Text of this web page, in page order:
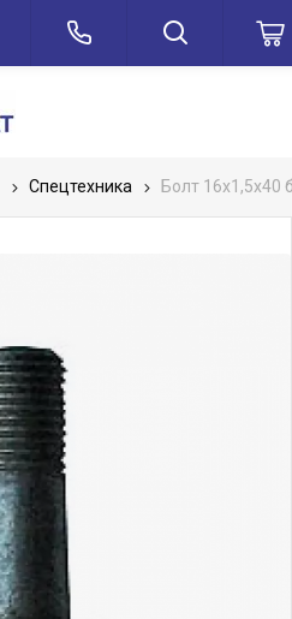
Спецтехника Болт 16х1,5х40